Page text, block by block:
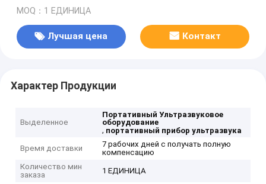
12 дюймов
MOQ：1 ЕДИНИЦА
Лучшая цена Контакт
Характер Продукции
Выделенное
Портативный Ультразвуковое
оборудование
, портативный прибор ультразвука
Время доставки
7 рабочих дней с получать полную
компенсацию
Количество мин
заказа
1 ЕДИНИЦА